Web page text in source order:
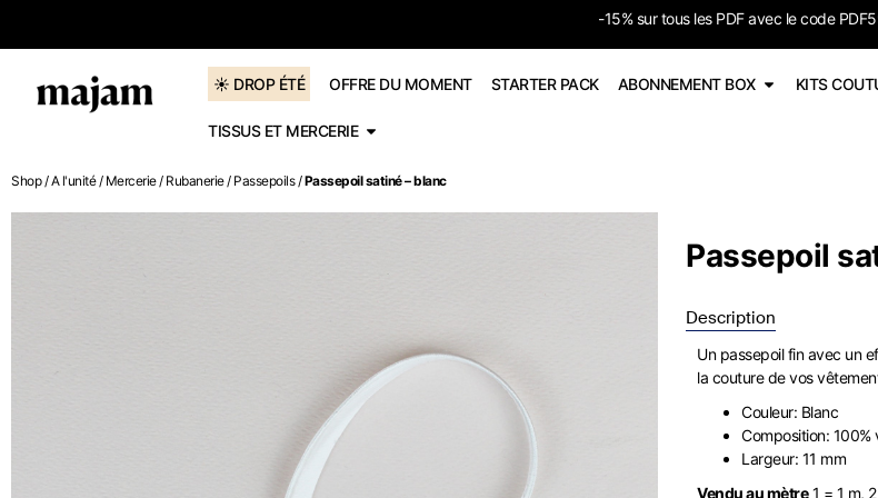
-15% sur tous les PDF avec le code
☀️ DROP ÉTÉ OFFRE DU MOMENT STARTER PACK ABONNEMENT BOX KITS
TISSUS ET MERCERIE
Shop/A l'unité/ Mercerie/ Rubanerie/ Passepoils/Passepoil satiné – blanc
Passepoil
Description
Un passepoil fin avec un
la couture de vos
Couleur: Blanc
Composition: 100%
Largeur: 11 mm
Vendu au mètre1 = 1 m,